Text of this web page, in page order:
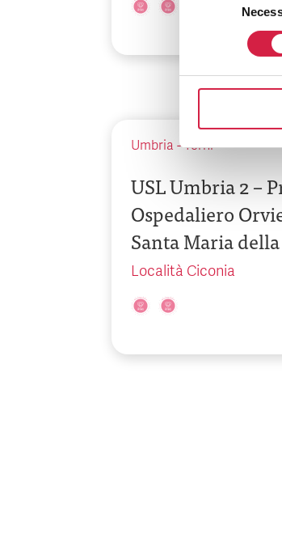
Umbria -Terni
USL Umbria 2 –
Ospedaliero
Santa Maria
Località Ciconia